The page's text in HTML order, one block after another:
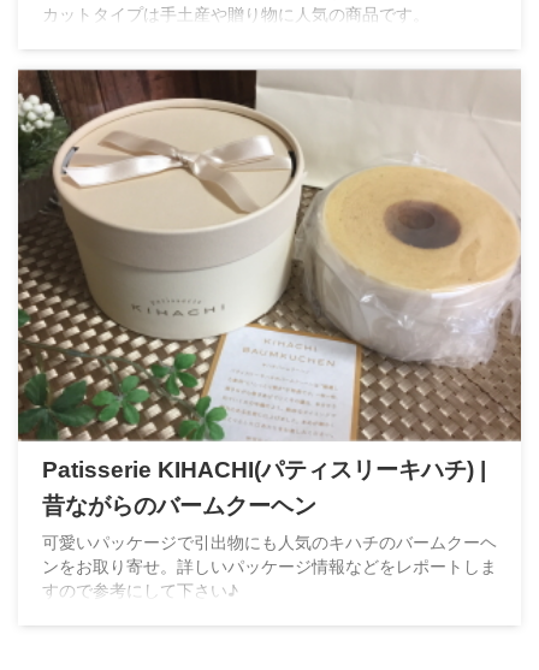
カットタイプは手土産や贈り物に人気の商品です。
Patisserie KIHACHI(パティスリーキハチ) |
昔ながらのバームクーヘン
可愛いパッケージで引出物にも人気のキハチのバームクーヘ
ンをお取り寄せ。詳しいパッケージ情報などをレポートしま
すので参考にして下さい♪